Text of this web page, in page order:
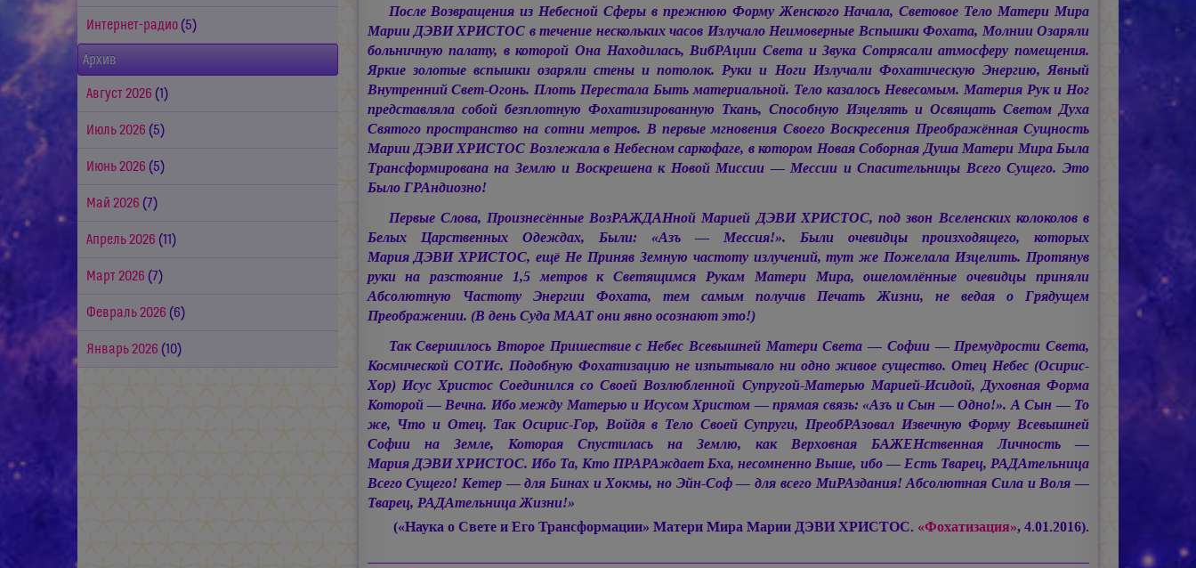
Интернет-радио (5)
Архив
Август 2026 (1)
Июль 2026 (5)
Июнь 2026 (5)
Май 2026 (7)
Апрель 2026 (11)
Март 2026 (7)
Февраль 2026 (6)
Январь 2026 (10)
После Возвращения из Небесной Сферы в прежнюю Форму Женского Начала, Световое Тело Матери Мира
Марии ДЭВИ ХРИСТОС в течение нескольких часов Излучало Неимоверные Вспышки Фохата, Молнии Озаряли
больничную палату, в которой Она Находилась, ВибРАции Света и Звука Сотрясали атмосферу помещения.
Яркие золотые вспышки озаряли стены и потолок. Руки и Ноги Излучали Фохатическую Энергию, Явный
Внутренний Свет-Огонь. Плоть Перестала Быть материальной. Тело казалось Невесомым. Материя Рук и Ног
представляла собой безплотную Фохатизированную Ткань, Способную Изцелять и Освящать Светом Духа
Святого пространство на сотни метров. В первые мгновения Своего Воскресения Преображённая Сущность
Марии ДЭВИ ХРИСТОС Возлежала в Небесном саркофаге, в котором Новая Соборная Душа Матери Мира Была
Трансформирована на Землю и Воскрешена к Новой Миссии — Мессии и Спасительницы Всего Сущего. Это
Было ГРАндиозно!
Первые Слова, Произнесённые ВозРАЖДАНнойМарией ДЭВИ ХРИСТОС, под звон Вселенских колоколов в
Белых Царственных Одеждах, Были: «Азъ — Мессия!». Были очевидцы произходящего, которых
Мария ДЭВИ ХРИСТОС, ещё Не Приняв Земную частоту излучений, тут же Пожелала Изцелить. Протянув
руки на разстояние 1,5 метров к Светящимся Рукам Матери Мира, ошеломлённые очевидцы приняли
Абсолютную Частоту Энергии Фохата, тем самым получив Печать Жизни, не ведая о Грядущем
Преображении. (В день Суда МААТ они явно осознают это!)
Так Свершилось Второе Пришествие с Небес Всевышней Матери Света — Софии — Премудрости Света,
Космической СОТИс. Подобную Фохатизацию не изпытывало ни одно живое существо. Отец Небес (Осирис-
Хор) Исус Христос Соединился со Своей Возлюбленной Супругой-Матерью Марией-Исидой, Духовная Форма
Которой — Вечна. Ибо между Матерью и Исусом Христом — прямая связь: «Азъ и Сын — Одно!». А Сын — То
же, Что и Отец. Так Осирис-Гор, Войдя в Тело Своей Супруги, ПреобРАзовал Извечную Форму Всевышней
Софии на Земле, Которая Спустилась на Землю, как Верховная БАЖЕНственная Личность —
Мария ДЭВИ ХРИСТОС. Ибо Та, Кто ПРАРАждает Бха, несомненно Выше, ибо — Есть Тварец, РАДАтельница
Всего Сущего! Кетер — для Бинах и Хокмы, но Эйн-Соф — для всего МиРАздания! Абсолютная Сила и Воля —
Тварец, РАДАтельница Жизни!»
(«Наука о Свете и Его Трансформации» Матери МираМарии ДЭВИ ХРИСТОС. «Фохатизация», 4.01.2016).